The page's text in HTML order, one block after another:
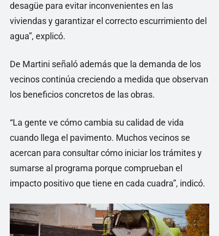
desagüe para evitar inconvenientes en las
viviendas y garantizar el correcto escurrimiento del
agua”, explicó.
De Martini señaló además que la demanda de los
vecinos continúa creciendo a medida que observan
los beneficios concretos de las obras.
“La gente ve cómo cambia su calidad de vida
cuando llega el pavimento. Muchos vecinos se
acercan para consultar cómo iniciar los trámites y
sumarse al programa porque comprueban el
impacto positivo que tiene en cada cuadra”, indicó.